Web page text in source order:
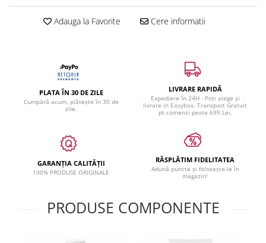
Adauga la Favorite Cere informatii
PLATA ÎN 30 DE ZILE
Cumpără acum, plătește în 30 de
zile.
LIVRARE RAPIDĂ
Expediere în 24H - Poți alege și
livrare in Easybox. Transport Gratuit
pt comenzi peste 699 Lei.
GARANȚIA CALITĂȚII
100% PRODUSE ORIGINALE
RĂSPLĂTIM FIDELITATEA
Adună puncte și folosește-le în
magazin!
PRODUSE COMPONENTE